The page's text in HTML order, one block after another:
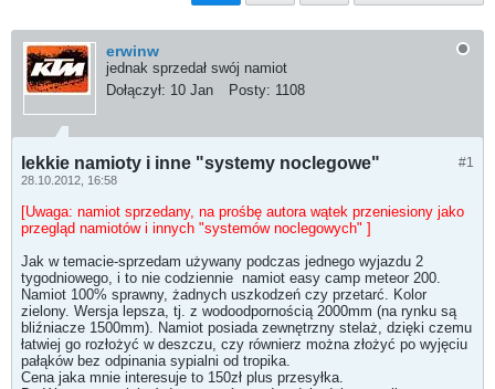
erwinw
jednak sprzedał swój namiot
Dołączył: 10 Jan Posty: 1108
#1
lekkie namioty i inne "systemy noclegowe"
28.10.2012, 16:58
[Uwaga: namiot sprzedany, na prośbę autora wątek przeniesiony jako
przegląd namiotów i innych "systemów noclegowych" ]
Jak w temacie-sprzedam używany podczas jednego wyjazdu 2
tygodniowego, i to nie codziennie namiot easy camp meteor 200.
Namiot 100% sprawny, żadnych uszkodzeń czy przetarć. Kolor
zielony. Wersja lepsza, tj. z wodoodpornością 2000mm (na rynku są
bliźniacze 1500mm). Namiot posiada zewnętrzny stelaż, dzięki czemu
łatwiej go rozłożyć w deszczu, czy równierz można złożyć po wyjęciu
pałąków bez odpinania sypialni od tropika.
Cena jaka mnie interesuje to 150zł plus przesyłka.